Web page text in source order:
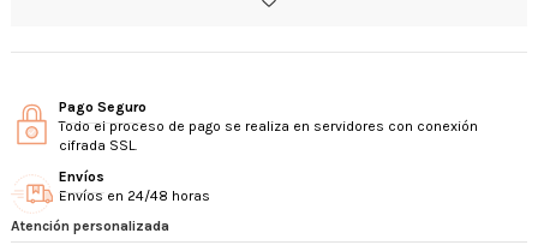
Pago Seguro
Todo el proceso de pago se realiza en servidores con conexión
cifrada SSL.
Envíos
Envíos en 24/48 horas
Atención personalizada